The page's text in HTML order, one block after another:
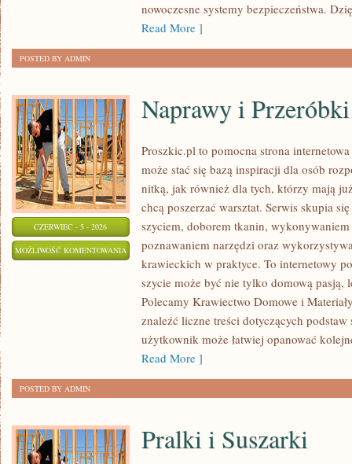
nowoczesne systemy bezpieczeństwa.
Read More ]
POSTED BY ADMIN
CZERWIEC - 5 - 2026
MOŻLIWOŚĆ KOMENTOWANIA NAPRAWY
PRZERÓBKI
Naprawy i Przeróbki
Proszkic.pl to pomocna strona
może stać się bazą inspiracji dla osób
nitką, jak również dla tych, którzy mają
chcą poszerzać warsztat. Serwis skupia
szyciem, doborem tkanin,
poznawaniem narzędzi oraz
krawieckich w praktyce. To internetowy
szycie może być nie tylko domową pasją,
Polecamy Krawiectwo Domowe i
znaleźć liczne treści dotyczących
użytkownik może łatwiej opanować
Read More ]
POSTED BY ADMIN
Pralki i Suszarki